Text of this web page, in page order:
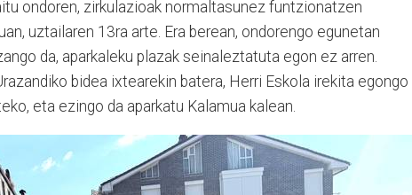
ondoren, zirkulazioak normaltasunez funtzionatzen
uztailaren 13ra arte. Era berean, ondorengo egunetan
da, aparkaleku plazak seinaleztatuta egon ez arren.
bidea ixtearekin batera, Herri Eskola irekita egongo
eta ezingo da aparkatu Kalamua kalean.